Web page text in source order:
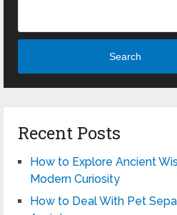
Search
Recent Posts
How to Explore Ancient
Modern Curiosity
How to Deal With Pet